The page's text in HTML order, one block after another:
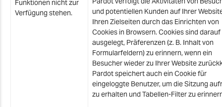
Funktionen nicht zur
Verfügung stehen.
und potentiellen Kunden auf Ihrer
Ihren Zielseiten durch das Einrichten von
Cookies in Browsern. Cookies sind darauf
ausgelegt, Präferenzen (z. B. Inhalt von
Formularfeldern) zu erinnern, wenn ein
Besucher wieder zu Ihrer Website
Pardot speichert auch ein Cookie für
eingeloggte Benutzer, um die Sitzung
zu erhalten und Tabellen-Filter zu